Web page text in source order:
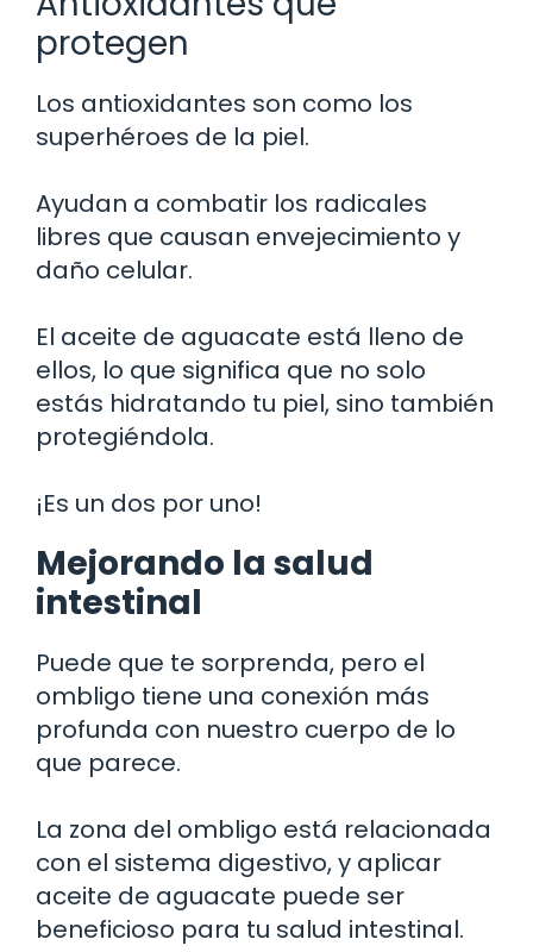
protegen
Los antioxidantes son como los
superhéroes de la piel.
Ayudan a combatir los radicales
libres que causan envejecimiento y
daño celular.
El aceite de aguacate está lleno de
ellos, lo que significa que no solo
estás hidratando tu piel, sino también
protegiéndola.
¡Es un dos por uno!
Mejorando la salud
intestinal
Puede que te sorprenda, pero el
ombligo tiene una conexión más
profunda con nuestro cuerpo de lo
que parece.
La zona del ombligo está relacionada
con el sistema digestivo, y aplicar
aceite de aguacate puede ser
beneficioso para tu salud intestinal.